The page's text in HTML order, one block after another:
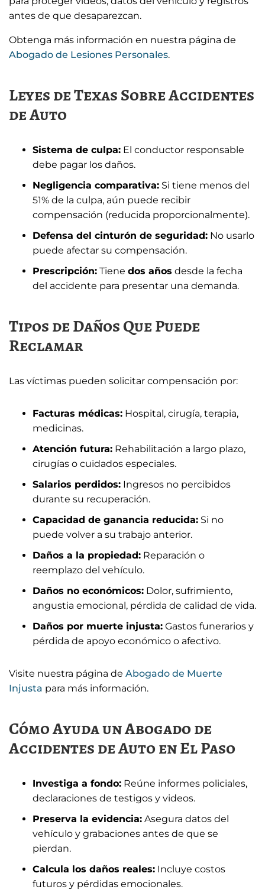
antes de que desaparezcan.
Obtenga más información en nuestra página de
Abogado de Lesiones Personales.
Leyes de Texas Sobre Accidentes
de Auto
Sistema de culpa: El conductor responsable
debe pagar los daños.
Negligencia comparativa: Si tiene menos del
51% de la culpa, aún puede recibir
compensación (reducida proporcionalmente).
Defensa del cinturón de seguridad: No usarlo
puede afectar su compensación.
Prescripción: Tiene dos años desde la fecha
del accidente para presentar una demanda.
Tipos de Daños Que Puede
Reclamar
Las víctimas pueden solicitar compensación por:
Facturas médicas: Hospital, cirugía, terapia,
medicinas.
Atención futura: Rehabilitación a largo plazo,
cirugías o cuidados especiales.
Salarios perdidos: Ingresos no percibidos
durante su recuperación.
Capacidad de ganancia reducida: Si no
puede volver a su trabajo anterior.
Daños a la propiedad: Reparación o
reemplazo del vehículo.
Daños no económicos: Dolor, sufrimiento,
angustia emocional, pérdida de calidad de vida.
Daños por muerte injusta: Gastos funerarios y
pérdida de apoyo económico o afectivo.
Visite nuestra página de Abogado de Muerte
Injusta para más información.
Cómo Ayuda un Abogado de
Accidentes de Auto en El Paso
Investiga a fondo: Reúne informes policiales,
declaraciones de testigos y videos.
Preserva la evidencia: Asegura datos del
vehículo y grabaciones antes de que se
pierdan.
Calcula los daños reales: Incluye costos
futuros y pérdidas emocionales.